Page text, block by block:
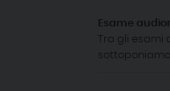
Esame
Tra gli esami
sottoponiamo